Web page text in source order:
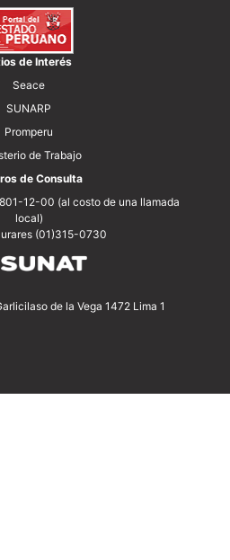
de Interés
Seace
SUNARP
Promperu
de Trabajo
de Consulta
12-00 (al costo de una llamada
local)
(01)315-0730
de la Vega 1472 Lima 1